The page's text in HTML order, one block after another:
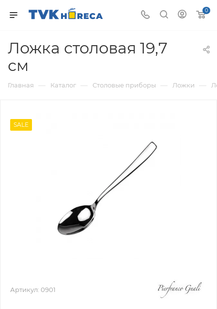
0
Ложка столовая 19,7
см
Главная — Каталог — Столовые приборы — Ложки —
SALE
Артикул: 0901